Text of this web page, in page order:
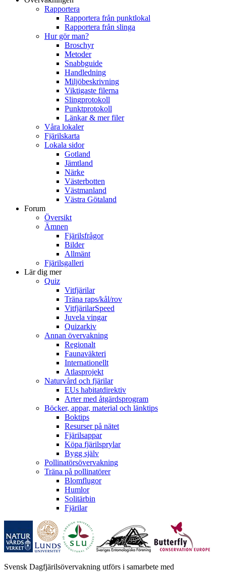
Rapportera
Rapportera från punktlokal
Rapportera från slinga
Hur gör man?
Broschyr
Metoder
Snabbguide
Handledning
Miljöbeskrivning
Viktigaste filerna
Slingprotokoll
Punktprotokoll
Länkar & mer filer
Våra lokaler
Fjärilskarta
Lokala sidor
Gotland
Jämtland
Närke
Västerbotten
Västmanland
Västra Götaland
Forum
Översikt
Ämnen
Fjärilsfrågor
Bilder
Allmänt
Fjärilsgalleri
Lär dig mer
Quiz
Vitfjärilar
Träna raps/kål/rov
VitfjärilarSpeed
Juvela vingar
Quizarkiv
Annan övervakning
Regionalt
Faunaväkteri
Internationellt
Atlasprojekt
Naturvård och fjärilar
EUs habitatdirektiv
Arter med åtgärdsprogram
Böcker, appar, material och länktips
Boktips
Resurser på nätet
Fjärilsappar
Köpa fjärilsprylar
Bygg själv
Pollinatörsövervakning
Träna på pollinatörer
Blomflugor
Humlor
Solitärbin
Fjärilar
Svensk Dagfjärilsövervakning utförs i samarbete med